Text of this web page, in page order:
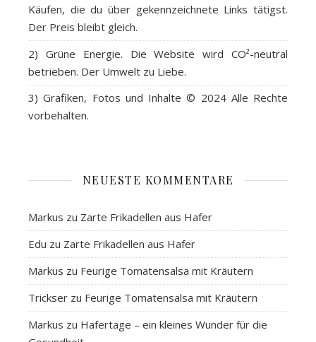
Käufen, die du über gekennzeichnete Links tätigst.
Der Preis bleibt gleich.
2) Grüne Energie. Die Website wird CO²-neutral
betrieben. Der Umwelt zu Liebe.
3)Grafiken, Fotos und Inhalte © 2024 Alle Rechte
vorbehalten.
NEUESTE KOMMENTARE
Markus zu Zarte Frikadellen aus Hafer
Edu zu Zarte Frikadellen aus Hafer
Markus zu Feurige Tomatensalsa mit Kräutern
Trickser zu Feurige Tomatensalsa mit Kräutern
Markus zu Hafertage – ein kleines Wunder für die